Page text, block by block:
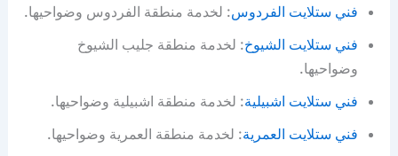
فني ستلايت الفردوس: لخدمة منطقة الفردوس وضواحيها.
فني ستلايت الشيوخ: لخدمة منطقة جليب الشيوخ
وضواحيها.
فني ستلايت اشبيلية: لخدمة منطقة اشبيلية وضواحيها.
فني ستلايت العمرية: لخدمة منطقة العمرية وضواحيها.